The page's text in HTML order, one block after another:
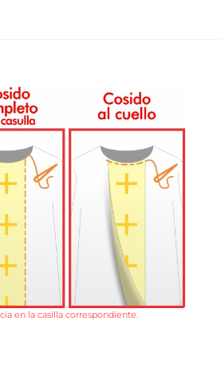
en la casilla correspondiente.